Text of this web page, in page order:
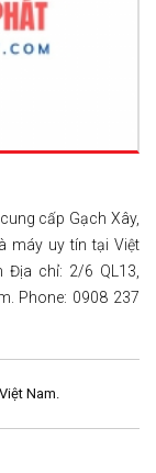
cấp Gạch Xây,
máy uy tín tại Việt
Địa chỉ: 2/6 QL13,
Phone: 0908 237
Nam.